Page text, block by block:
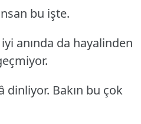
bu işte.
anında da hayalinden
dinliyor. Bakın bu çok